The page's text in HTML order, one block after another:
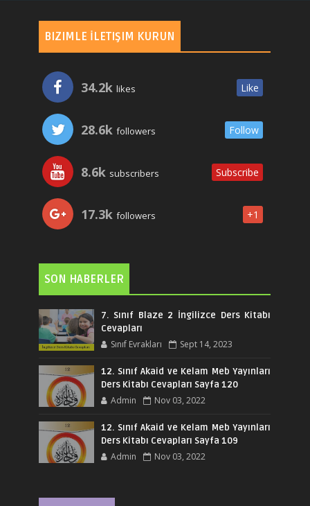
BIZIMLE İLETIŞIM KURUN
34.2k likes Like
28.6k followers Follow
8.6k subscribers Subscribe
17.3k followers +1
SON HABERLER
7. Sınıf Blaze 2 İngilizce Ders Kitabı
Cevapları
Sınıf Evrakları Sept 14, 2023
12. Sınıf Akaid ve Kelam Meb Yayınları
Ders Kitabı Cevapları Sayfa 120
Admin Nov 03, 2022
12. Sınıf Akaid ve Kelam Meb Yayınları
Ders Kitabı Cevapları Sayfa 109
Admin Nov 03, 2022